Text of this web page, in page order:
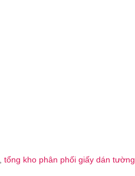
tổng kho phân phối giấy dán tường